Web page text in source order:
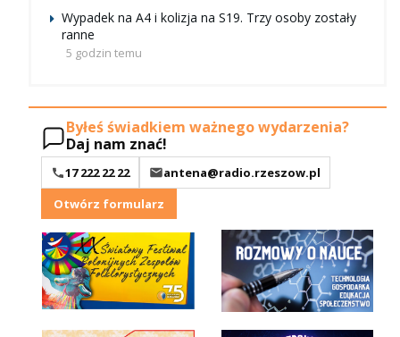
Wypadek na A4 i kolizja na S19. Trzy osoby zostały
ranne
5 godzin temu
Byłeś świadkiem ważnego wydarzenia?
Daj nam znać!
17 222 22 22
antena@radio.rzeszow.pl
Otwórz formularz